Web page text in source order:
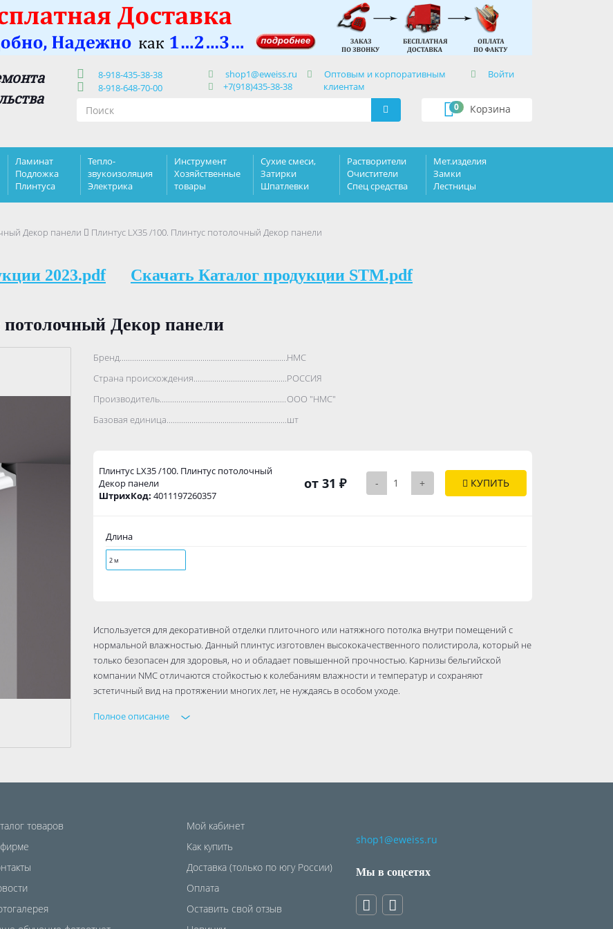
8-918-435-38-38
8-918-648-70-00
shop1@eweiss.ru
+7(918)435-38-38
Оптовым и корпоративным
клиентам
Войти
Корзина
0
Ламинат
Подложка
Плинтуса
Тепло-
звукоизоляция
Электрика
Инструмент
Хозяйственные
товары
Сухие смеси,
Затирки
Шпатлевки
Растворители
Очистители
Спец средства
Мет.изделия
Замки
Лестницы
Декор панели Плинтус LX35 /100. Плинтус потолочный Декор панели
2023.pdf Скачать Каталог продукции STM.pdf
Декор панели
Бренд..................................................................................НМС
Страна происхождения..................................................................................
РОССИЯ
Производитель..................................................................................
ООО "НМС"
Базовая единица..................................................................................
шт
Плинтус LX35 /100. Плинтус потолочный
Декор панели
ШтрихКод: 4011197260357
от 31 ₽ - + КУПИТЬ
Длина
2 м
Используется для декоративной отделки плиточного или натяжного потолка внутри помещений с
нормальной влажностью. Данный плинтус изготовлен высококачественного полистирола, который не
только безопасен для здоровья, но и обладает повышенной прочностью. Карнизы бельгийской
компании NMC отличаются стойкостью к колебаниям влажности и температур и сохраняют
эстетичный вид на протяжении многих лет, не нуждаясь в особом уходе.
Полное описание
товаров
Мой кабинет
Как купить
Доставка (только по югу России)
Оплата
Оставить свой отзыв
shop1@eweiss.ru
Мы в соцсетях